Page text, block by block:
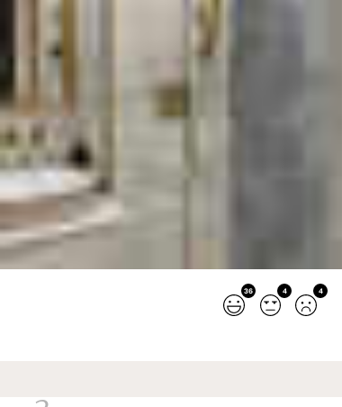
36 4 4